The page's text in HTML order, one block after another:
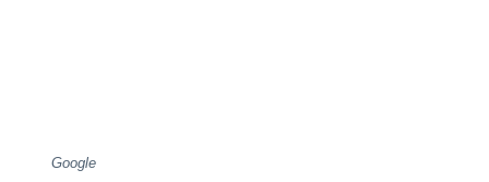
Google